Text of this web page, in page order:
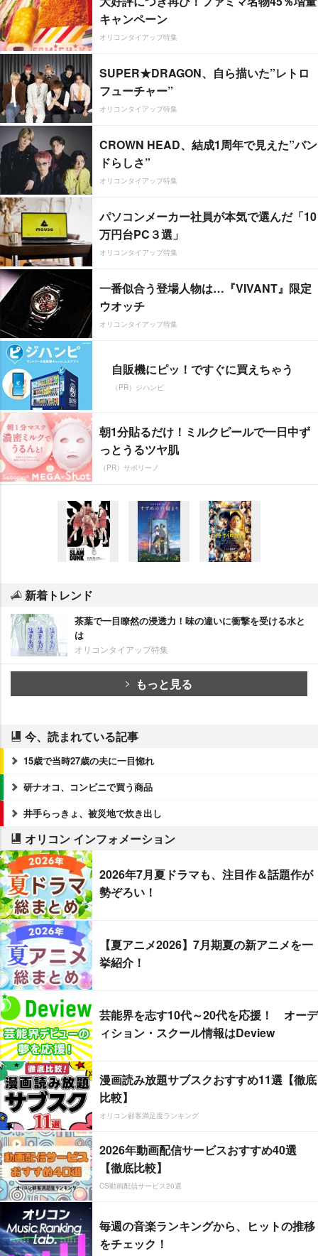
キャンペーン
オリコンタイアップ特集
SUPER★DRAGON、自ら描いた”レトロ
フューチャー”
オリコンタイアップ特集
CROWN HEAD、結成1周年で見えた”バン
ドらしさ”
オリコンタイアップ特集
パソコンメーカー社員が本気で選んだ「10
万円台PC３選」
オリコンタイアップ特集
一番似合う登場人物は…『VIVANT』限定
ウオッチ
オリコンタイアップ特集
自販機にピッ！ですぐに買えちゃう
（PR）ジハンピ
朝1分貼るだけ！ミルクピールで一日中ず
っとうるツヤ肌
（PR）サボリーノ
新着トレンド
茶葉で一目瞭然の浸透力！味の違いに衝撃を受ける水と
は
オリコンタイアップ特集
もっと見る
今、読まれている記事
15歳で当時27歳の夫に一目惚れ
研ナオコ、コンビニで買う商品
井手らっきょ、被災地で炊き出し
オリコン インフォメーション
2026年7月夏ドラマも、注目作＆話題作が
勢ぞろい！
【夏アニメ2026】7月期夏の新アニメを一
挙紹介！
芸能界を志す10代～20代を応援！ オーデ
ィション・スクール情報はDeview
漫画読み放題サブスクおすすめ11選【徹底
比較】
オリコン顧客満足度ランキング
2026年動画配信サービスおすすめ40選
【徹底比較】
CS動画配信サービス20選
毎週の音楽ランキングから、ヒットの推移
をチェック！